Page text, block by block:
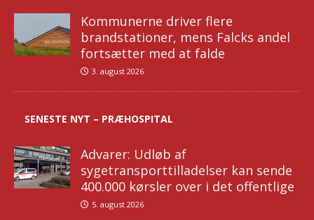
Kommunerne driver flere
brandstationer, mens Falcks andel
fortsætter med at falde
3. august 2026
SENESTE NYT – PRÆHOSPITAL
Advarer: Udløb af
sygetransporttilladelser kan sende
400.000 kørsler over i det offentlige
5. august 2026